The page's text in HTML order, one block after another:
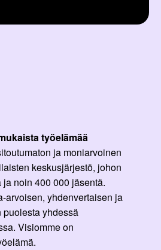
työelämää
ja moniarvoinen
keskusjärjestö, johon
noin 400 000 jäsentä.
arvoisen, yhdenvertaisen ja
yhdessä
Visiomme on